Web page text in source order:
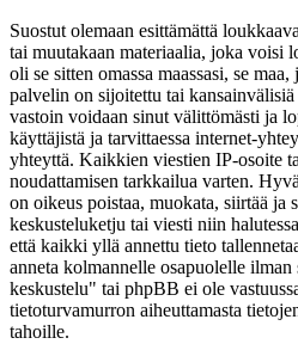
Suostut olemaan esittämättä
tai muutakaan materiaalia, joka voisi
oli se sitten omassa maassasi, se
palvelin on sijoitettu tai
vastoin voidaan sinut välittömästi ja
käyttäjistä ja tarvittaessa internet-
yhteyttä. Kaikkien viestien IP-osoite
noudattamisen tarkkailua varten.
on oikeus poistaa, muokata, siirtää ja
keskusteluketju tai viesti niin
että kaikki yllä annettu tieto
anneta kolmannelle osapuolelle
keskustelu" tai phpBB ei ole
tietoturvamurron aiheuttamasta
tahoille.